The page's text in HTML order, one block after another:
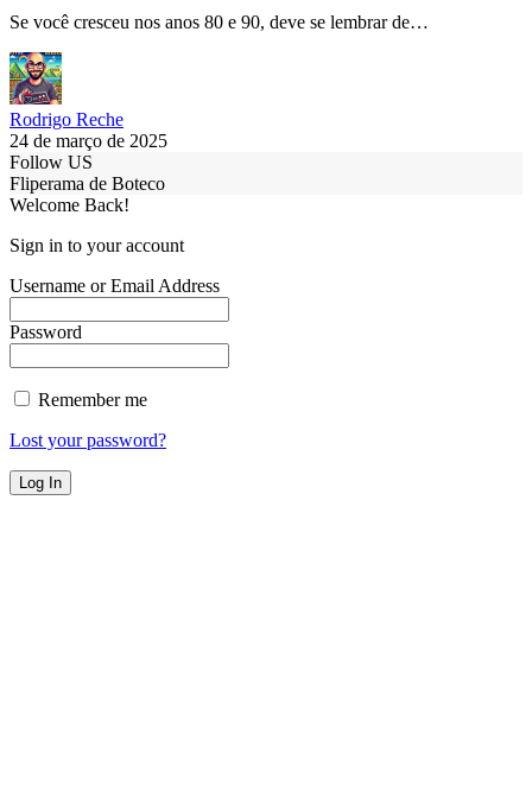
Se você cresceu nos anos 80 e 90, deve se lembrar de…
Rodrigo Reche
24 de março de 2025
Follow US
Fliperama de Boteco
Welcome Back!
Sign in to your account
Username or Email Address
Password
Remember me
Lost your password?